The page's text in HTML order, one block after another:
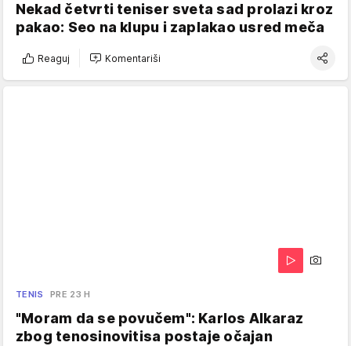
Nekad četvrti teniser sveta sad prolazi kroz
pakao: Seo na klupu i zaplakao usred meča
Reaguj Komentariši
TENIS PRE 23 H
"Moram da se povučem": Karlos Alkaraz
zbog tenosinovitisa postaje očajan